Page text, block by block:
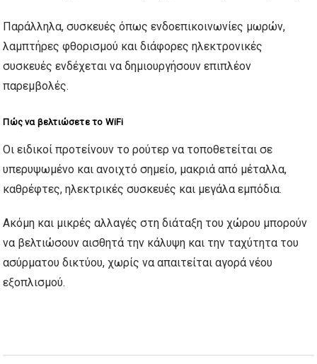
Παράλληλα, συσκευές όπως ενδοεπικοινωνίες μωρών,
λαμπτήρες φθορισμού και διάφορες ηλεκτρονικές
συσκευές ενδέχεται να δημιουργήσουν επιπλέον
παρεμβολές.
Πώς να βελτιώσετε το WiFi
Οι ειδικοί προτείνουν το ρούτερ να τοποθετείται σε
υπερυψωμένο και ανοιχτό σημείο, μακριά από μέταλλα,
καθρέφτες, ηλεκτρικές συσκευές και μεγάλα εμπόδια.
Ακόμη και μικρές αλλαγές στη διάταξη του χώρου μπορούν
να βελτιώσουν αισθητά την κάλυψη και την ταχύτητα του
ασύρματου δικτύου, χωρίς να απαιτείται αγορά νέου
εξοπλισμού.